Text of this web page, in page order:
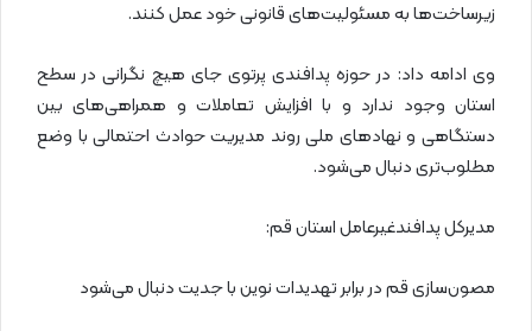
زیرساخت‌ها به مسئولیت‌های قانونی خود عمل کنند.
وی ادامه داد: در حوزه پدافندی پرتوی جای هیچ نگرانی در سطح
استان وجود ندارد و با افزایش تعاملات و همراهی‌های بین
دستگاهی و نهادهای ملی روند مدیریت حوادث احتمالی با وضع
مطلوب‌تری دنبال می‌شود.
مدیرکل پدافندغیرعامل استان قم:
مصون‌سازی قم در برابر تهدیدات نوین با جدیت دنبال می‌شود